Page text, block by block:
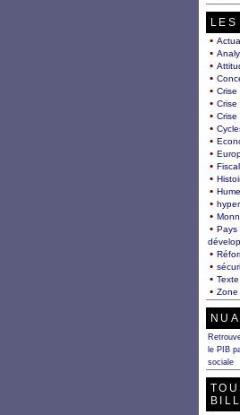
LES
Crise
Crise
Crise
Pays
Zone
le PIB
sociale